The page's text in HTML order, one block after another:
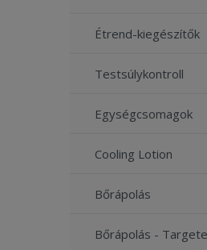
Étrend-kiegészítők
Testsúlykontroll
Egységcsomagok
Cooling Lotion
Bőrápolás
Bőrápolás -